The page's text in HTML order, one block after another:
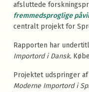
afsluttede
fremmedsproglige
centralt projekt for
Rapporten har
Importord i Dansk.
Projektet udspringer
Moderne Importord i